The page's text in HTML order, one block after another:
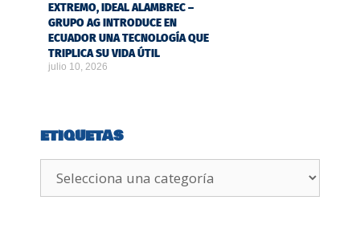
EXTREMO, IDEAL ALAMBREC –
GRUPO AG INTRODUCE EN
ECUADOR UNA TECNOLOGÍA QUE
TRIPLICA SU VIDA ÚTIL
julio 10, 2026
ETIQUETAS